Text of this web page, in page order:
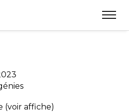
(voir affiche)